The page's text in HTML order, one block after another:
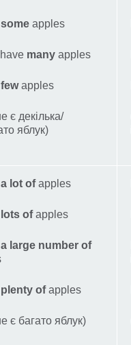
some apples
have many apples
fewapples
є декілька/
яблук)
a lot ofapples
lots ofapples
a large number of
plenty ofapples
є багато яблук)